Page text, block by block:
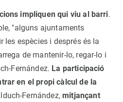
impliquen qui viu al barri.
"alguns ajuntaments
les espècies i després és la
de mantenir-lo, regar-lo i
Fernández. La participació
en el propi càlcul de la
Fernández,mitjançant